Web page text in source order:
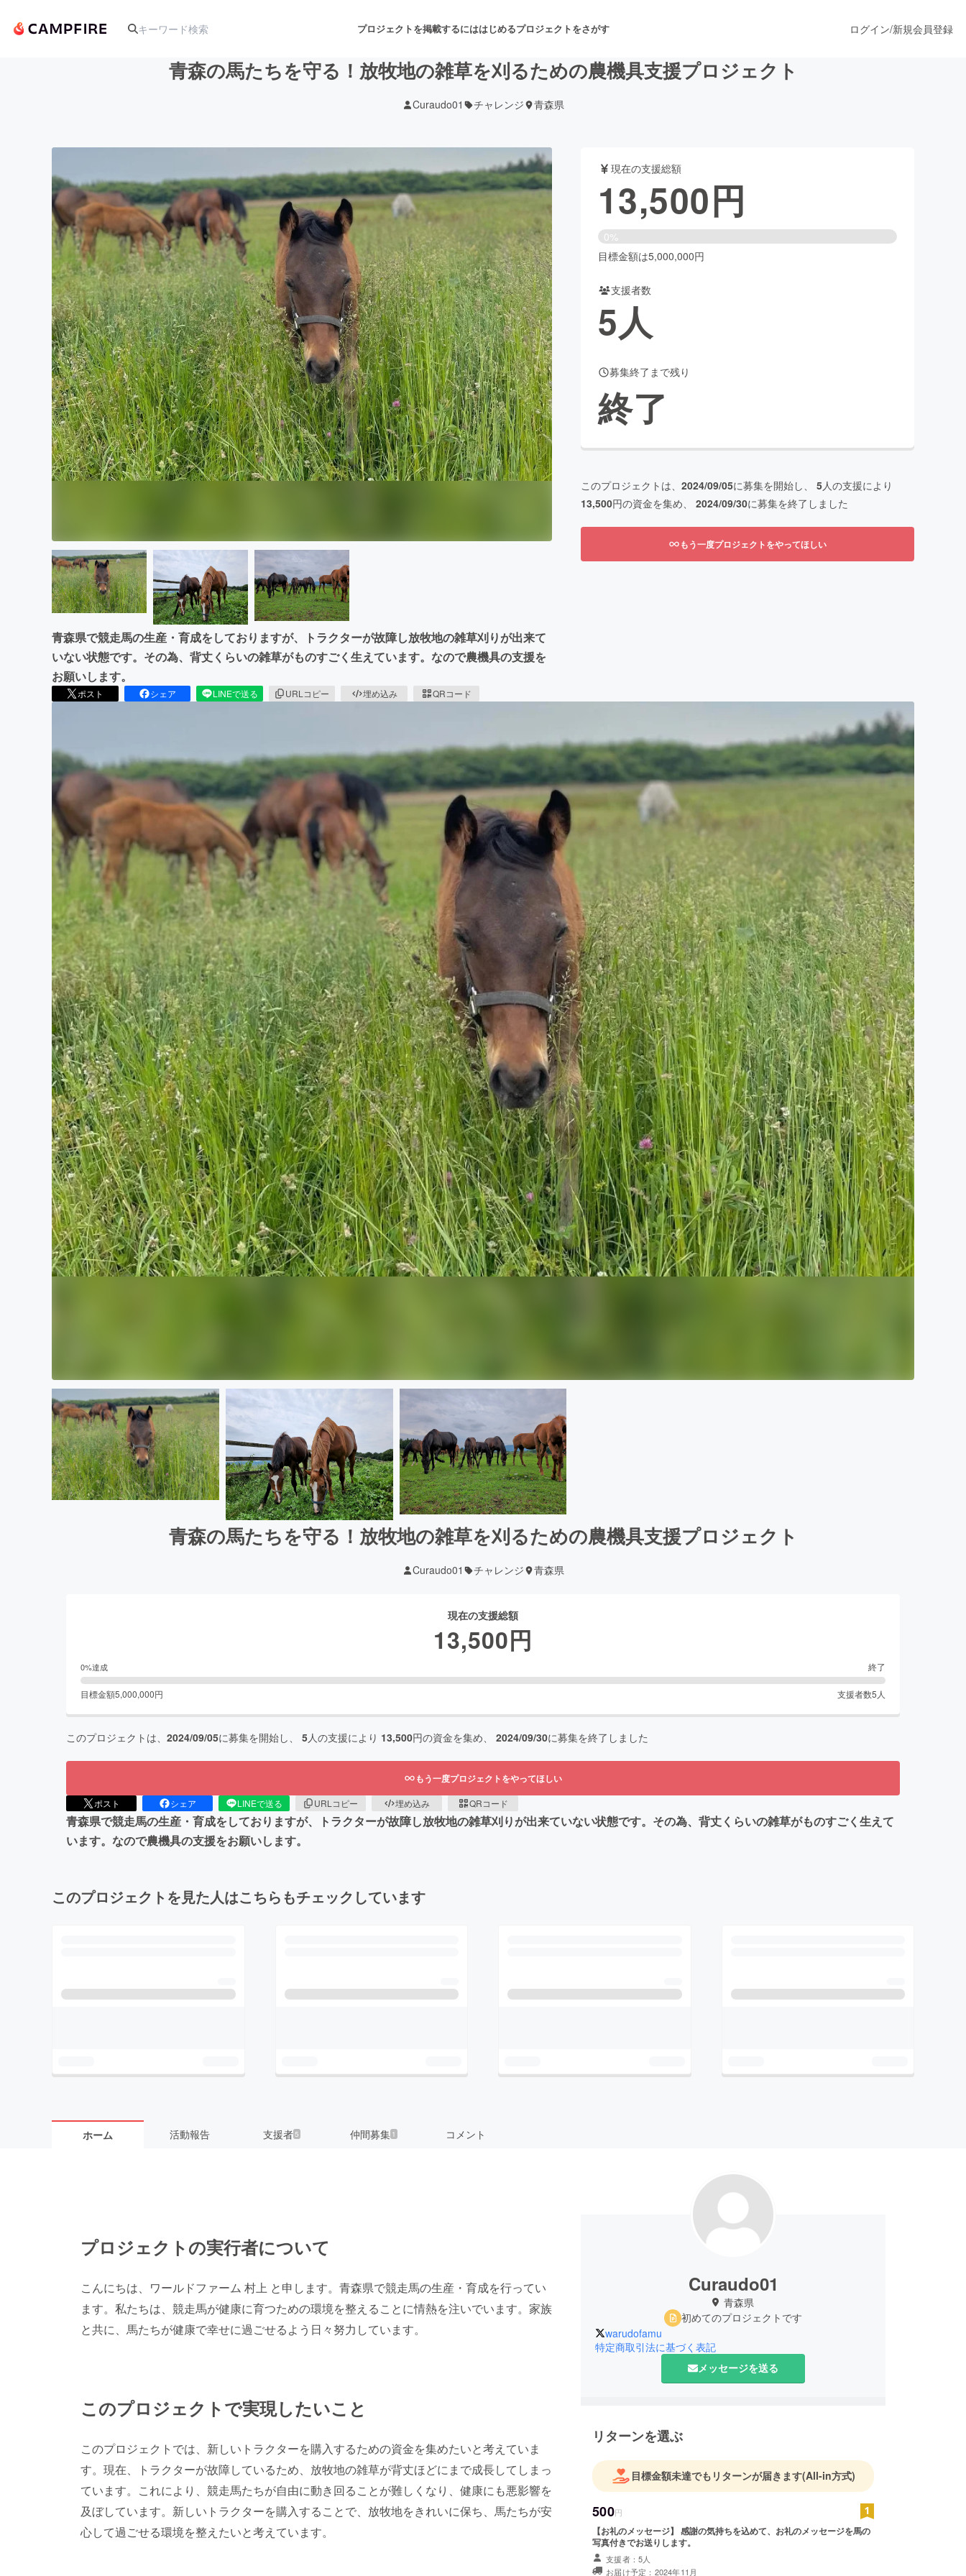
プロジェクトを掲載するにははじめるプロジェクトをさがす
アート・写真 音楽 舞台・パフォーマンス
テクノロジー・ガジェット ゲーム・サービス開発 フード・飲食店 ファッション
映像・映画 書籍・雑誌出版 アニメ・漫画
ビジネス・起業 チャレンジ ビューティー・ヘルスケア
まちづくり・地域活性化
CAMPFIRE for Social GoodCAMPFIRE Creation
CAMPFIREふるさと納税machi-yaコミュニティ
ログイン/新規会員登録
青森の馬たちを守る！放牧地の雑草を刈るための農機具支援プロジェクト
Curaudo01 チャレンジ 青森県
青森県で競走馬の生産・育成をしておりますが、トラクターが故障し放牧地の雑草刈りが出来て
いない状態です。その為、背丈くらいの雑草がものすごく生えています。なので農機具の支援を
お願いします。
ポスト シェア LINEで送る URLコピー 埋め込み QRコード
現在の支援総額
13,500円
0%
目標金額は5,000,000円
支援者数
5人
募集終了まで残り
終了
このプロジェクトは、 2024/09/05に募集を開始し、 5人の支援により
13,500円の資金を集め、 2024/09/30に募集を終了しました
もう一度プロジェクトをやってほしい
青森の馬たちを守る！放牧地の雑草を刈るための農機具支援プロジェクト
Curaudo01 チャレンジ 青森県
現在の支援総額
13,500円
0%達成 終了
目標金額5,000,000円 支援者数5 人
このプロジェクトは、 2024/09/05に募集を開始し、 5人の支援により 13,500円の資金を集め、 2024/09/30に募集を終了しました
もう一度プロジェクトをやってほしい
ポスト シェア LINEで送る URLコピー 埋め込み QRコード
青森県で競走馬の生産・育成をしておりますが、トラクターが故障し放牧地の雑草刈りが出来ていない状態です。その為、背丈くらいの雑草がものすごく生えて
います。なので農機具の支援をお願いします。
このプロジェクトを見た人はこちらもチェックしています
ホーム 活動報告 支援者5 仲間募集 1 コメント
プロジェクトの実行者について
こんにちは、ワールドファーム 村上 と申します。青森県で競走馬の生産・育成を行ってい
ます。私たちは、競走馬が健康に育つための環境を整えることに情熱を注いでいます。家族
と共に、馬たちが健康で幸せに過ごせるよう日々努力しています。
このプロジェクトで実現したいこと
このプロジェクトでは、新しいトラクターを購入するための資金を集めたいと考えていま
す。現在、トラクターが故障しているため、放牧地の雑草が背丈ほどにまで成長してしまっ
ています。これにより、競走馬たちが自由に動き回ることが難しくなり、健康にも悪影響を
及ぼしています。新しいトラクターを購入することで、放牧地をきれいに保ち、馬たちが安
心して過ごせる環境を整えたいと考えています。
Curaudo01
青森県
初めてのプロジェクトです
warudofamu
特定商取引法に基づく表記
メッセージを送る
リターンを選ぶ
目標金額未達でもリターンが届きます(All-in方式)
500円
【お礼のメッセージ】 感謝の気持ちを込めて、お礼のメッセージを馬の
写真付きでお送りします。
支援者：5人
お届け予定：2024年11月